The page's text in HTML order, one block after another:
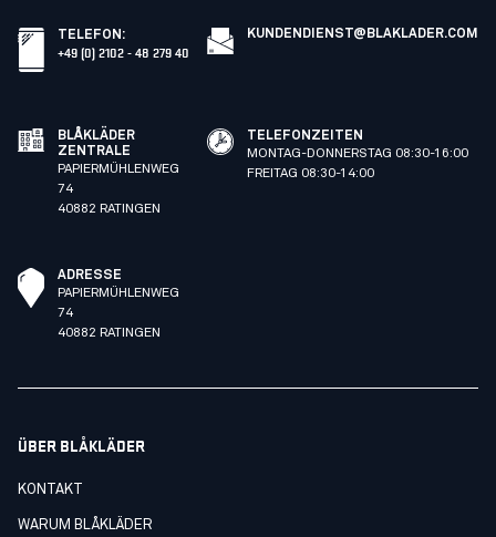
TELEFON :
+49 (0) 2102 - 48 279 40
KUNDENDIENST@BLAKLADER.COM
BLÅKLÄDER
ZENTRALE
PAPIERMÜHLENWEG
74
40882 RATINGEN
TELEFONZEITEN
MONTAG-DONNERSTAG 08:30-16:00
FREITAG 08:30-14:00
ADRESSE
PAPIERMÜHLENWEG
74
40882 RATINGEN
ÜBER BLÅKLÄDER
KONTAKT
WARUM BLÅKLÄDER